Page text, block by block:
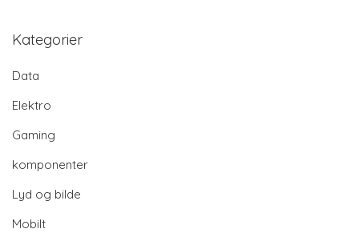
Kategorier
Data
Elektro
Gaming
komponenter
Lyd og bilde
Mobilt